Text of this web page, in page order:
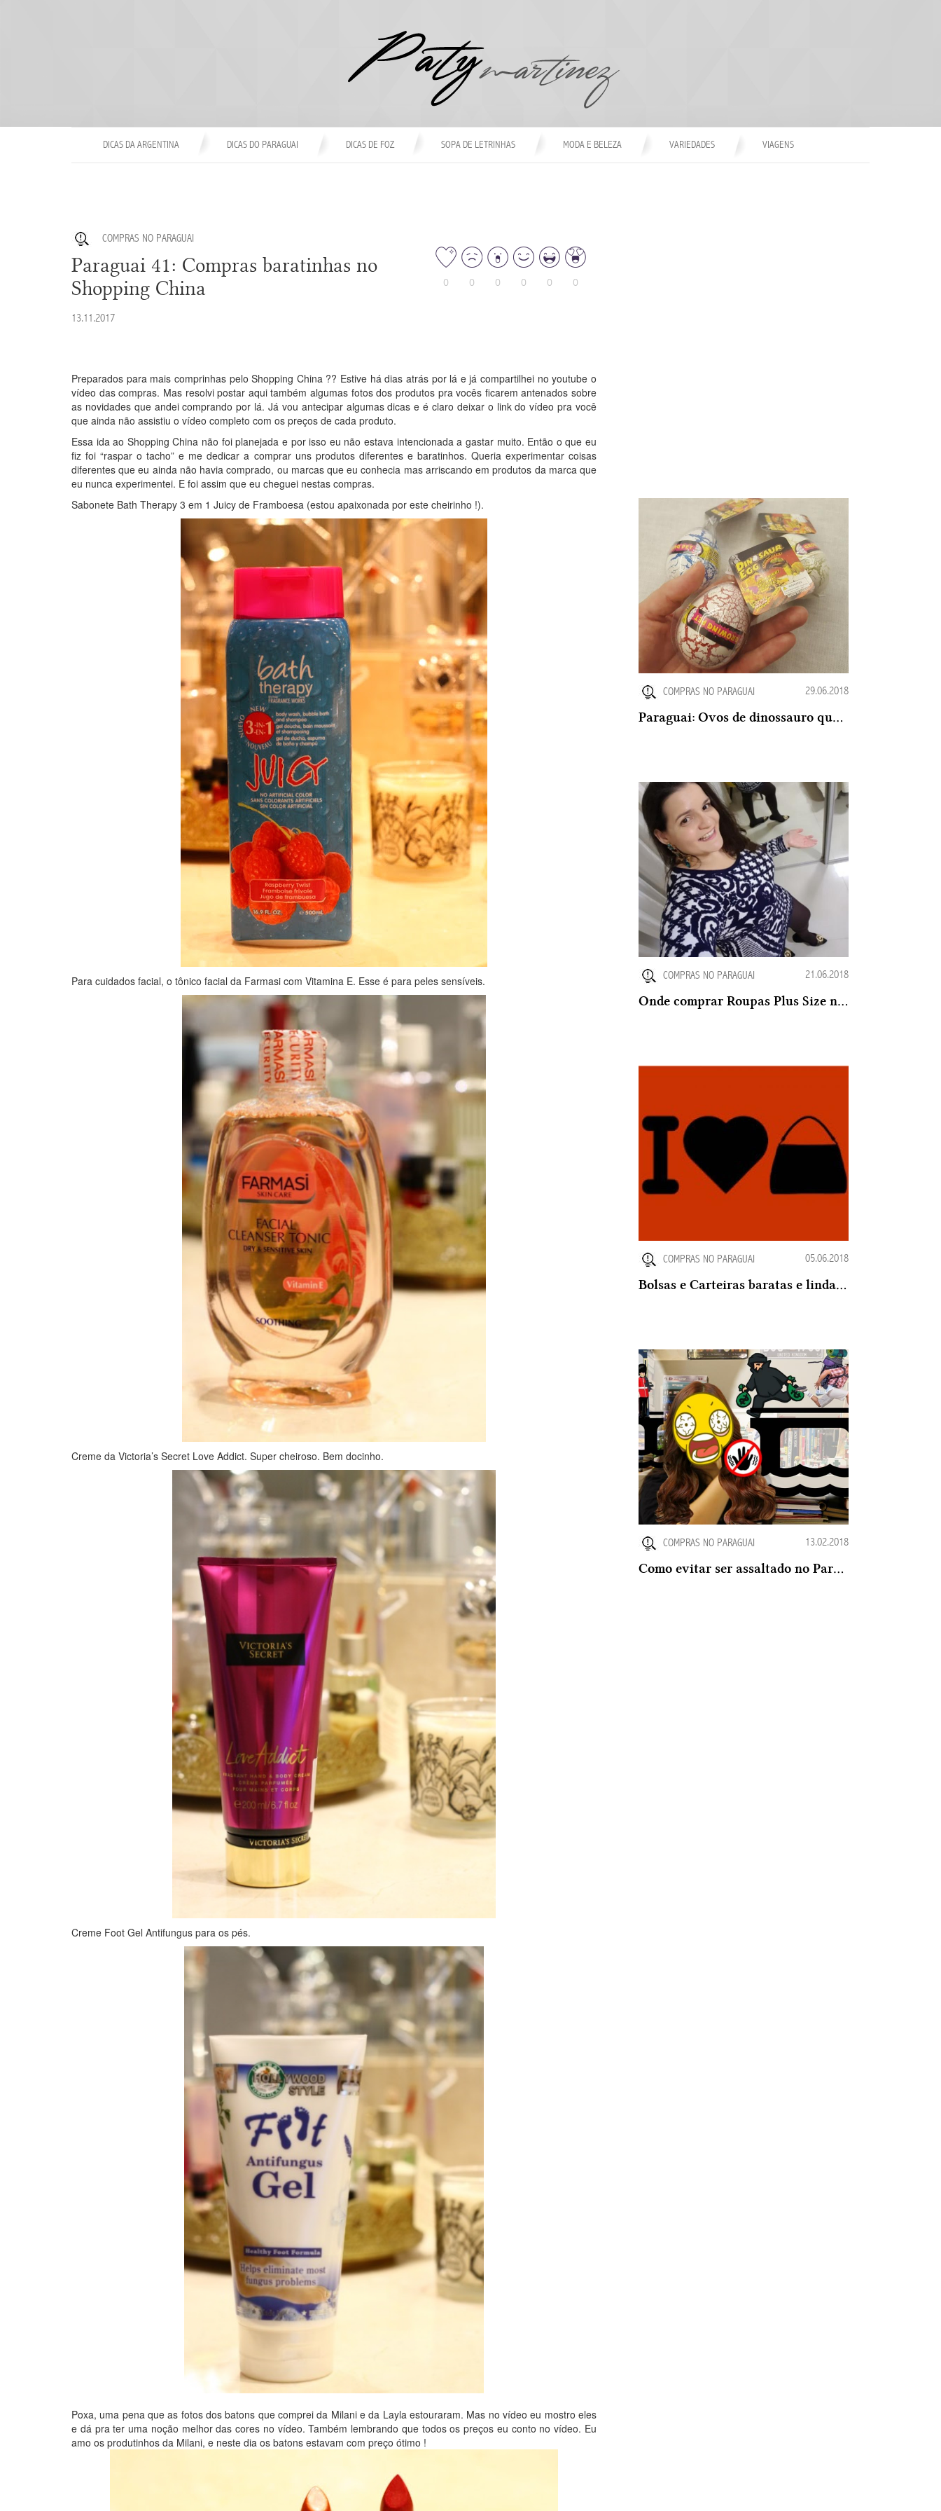
DICAS DA ARGENTINA DICAS DO PARAGUAI DICAS DE FOZ SOPA DE LETRINHAS MODA E BELEZA VARIEDADES VIAGENS
COMPRAS NO PARAGUAI
Paraguai 41: Compras baratinhas no
Shopping China
13.11.2017
0 0 0 0 0 0
Preparados para mais comprinhas pelo Shopping China ?? Estive há dias atrás por lá e já compartilhei no youtube o
vídeo das compras. Mas resolvi postar aqui também algumas fotos dos produtos pra vocês ficarem antenados sobre
as novidades que andei comprando por lá. Já vou antecipar algumas dicas e é claro deixar o link do vídeo pra você
que ainda não assistiu o vídeo completo com os preços de cada produto.
Essa ida ao Shopping China não foi planejada e por isso eu não estava intencionada a gastar muito. Então o que eu
fiz foi “raspar o tacho” e me dedicar a comprar uns produtos diferentes e baratinhos. Queria experimentar coisas
diferentes que eu ainda não havia comprado, ou marcas que eu conhecia mas arriscando em produtos da marca que
eu nunca experimentei. E foi assim que eu cheguei nestas compras.
Sabonete Bath Therapy 3 em 1 Juicy de Framboesa (estou apaixonada por este cheirinho !).
Para cuidados facial, o tônico facial da Farmasi com Vitamina E. Esse é para peles sensíveis.
Creme da Victoria’s Secret Love Addict. Super cheiroso. Bem docinho.
Creme Foot Gel Antifungus para os pés.
Poxa, uma pena que as fotos dos batons que comprei da Milani e da Layla estouraram. Mas no vídeo eu mostro eles
e dá pra ter uma noção melhor das cores no vídeo. Também lembrando que todos os preços eu conto no vídeo. Eu
amo os produtinhos da Milani, e neste dia os batons estavam com preço ótimo !
COMPRAS NO PARAGUAI 29.06.2018
Paraguai: Ovos de dinossauro que chocam bebês dinossauros
COMPRAS NO PARAGUAI 21.06.2018
Onde comprar Roupas Plus Size no Paraguai
COMPRAS NO PARAGUAI 05.06.2018
Bolsas e Carteiras baratas e lindas no Paraguai
COMPRAS NO PARAGUAI 13.02.2018
Como evitar ser assaltado no Paraguai ? Tem como prevenir ?